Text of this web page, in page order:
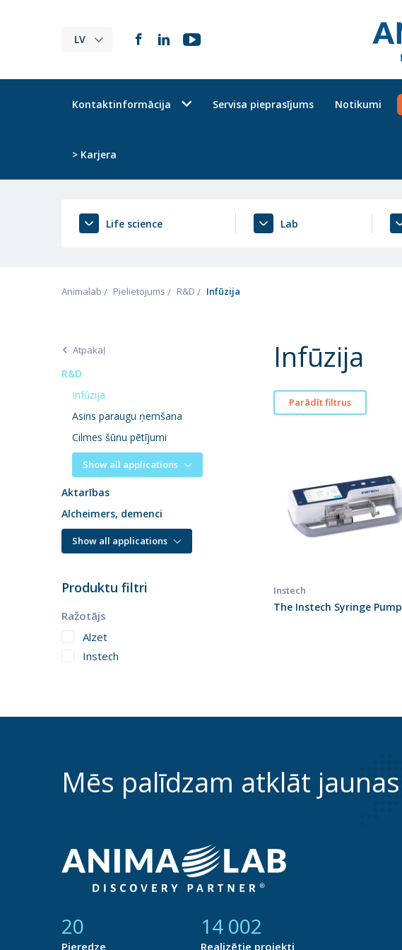
LV
Kontaktinformācija Servisa pieprasījums Notikumi
> Karjera
Life science Lab
Animalab Pielietojums R&D Infūzija
Atpakaļ
R&D
Infūzija
Asins paraugu ņemšana
Cilmes šūnu pētījumi
Show all applications
Aktarības
Alcheimers, demenci
Show all applications
Produktu filtri
Ražotājs
Alzet
Instech
Infūzija
Parādīt filtrus
Instech
The Instech Syringe Pump
Mēs palīdzam atklāt jaunas
21
Pieredze
14 785
Realizētie projekti